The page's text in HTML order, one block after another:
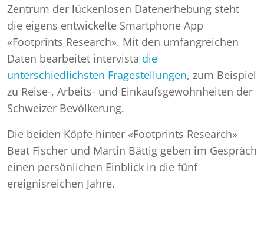
Zentrum der lückenlosen Datenerhebung steht
die eigens entwickelte Smartphone App
«Footprints Research». Mit den umfangreichen
Daten bearbeitet intervista die
unterschiedlichsten Fragestellungen, zum Beispiel
zu Reise-, Arbeits- und Einkaufsgewohnheiten der
Schweizer Bevölkerung.
Die beiden Köpfe hinter «Footprints Research»
Beat Fischer und Martin Bättig geben im Gespräch
einen persönlichen Einblick in die fünf
ereignisreichen Jahre.